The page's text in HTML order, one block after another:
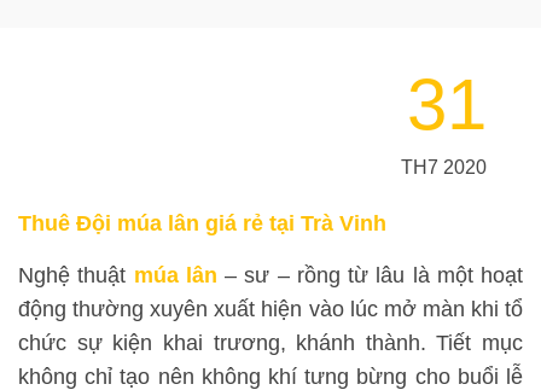
31
TH7 2020
Thuê Đội múa lân giá rẻ tại Trà Vinh
Nghệ thuật múa lân – sư – rồng từ lâu là một hoạt
động thường xuyên xuất hiện vào lúc mở màn khi tổ
chức sự kiện khai trương, khánh thành. Tiết mục
không chỉ tạo nên không khí tưng bừng cho buổi lễ